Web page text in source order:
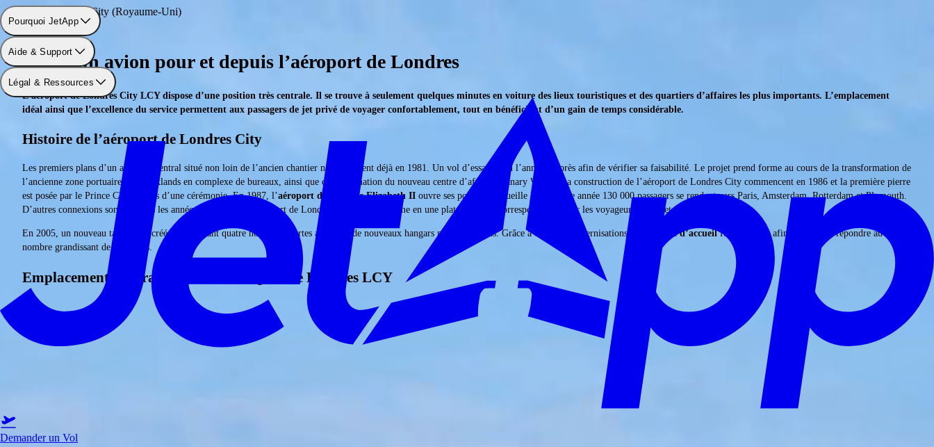
Pourquoi JetApp
Aide & Support
Légal & Ressources
Demander un Vol
Aéroport: Londres-City (Royaume-Uni)
Louer un avion pour et depuis l’aéroport de Londres
L’aéroport de Londres City LCY dispose d’une position très centrale. Il se trouve à seulement quelques minutes en voiture des lieux touristiques et des quartiers d’affaires les plus importants. L’emplacement
idéal ainsi que l’excellence du service permettent aux passagers de jet privé de voyager confortablement, tout en bénéficiant d’un gain de temps considérable.
Histoire de l’aéroport de Londres City
Les premiers plans d’un aéroport central situé non loin de l’ancien chantier naval existent déjà en 1981. Un vol d’essai a lieu l’année d’après afin de vérifier sa faisabilité. Le projet prend forme au cours de la transformation de
l’ancienne zone portuaire des Docklands en complexe de bureaux, ainsi que de la formation du nouveau centre d’affaires Canary Wharf. La construction de l’aéroport de Londres City commencent en 1986 et la première pierre
est posée par le Prince Charles lors d’une cérémonie. En 1987, l’aéroport de la Reine Elizabeth II ouvre ses portes et accueille la première année 130 000 passagers se rendant vers Paris, Amsterdam, Rotterdam et Plymouth.
D’autres connexions sont ajoutées les années suivantes et l’aéroport de Londres LCY se transforme en une plateforme de correspondance pour les voyageurs privés et d’affaires.
En 2005, un nouveau tarmac est créé, comprenant quatre nouvelles portes ainsi que de nouveaux hangars pour les avions. Grâce à d’autres modernisations, la capacité d’accueilfut agrandie, afin de pouvoir répondre au
nombre grandissant de passagers.
Emplacement géographique de l’aéroport de Londres LCY